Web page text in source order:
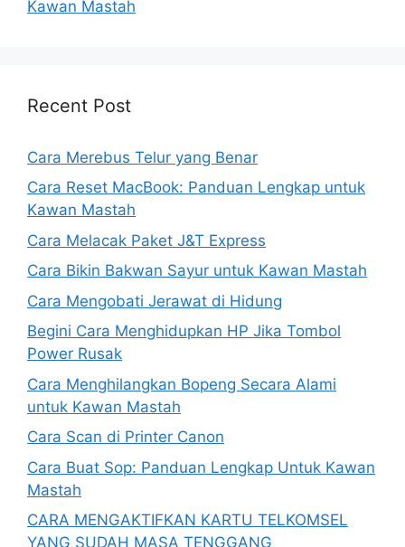
Kawan Mastah
Recent Post
Cara Merebus Telur yang Benar
Cara Reset MacBook: Panduan Lengkap untuk
Kawan Mastah
Cara Melacak Paket J&T Express
Cara Bikin Bakwan Sayur untuk Kawan Mastah
Cara Mengobati Jerawat di Hidung
Begini Cara Menghidupkan HP Jika Tombol
Power Rusak
Cara Menghilangkan Bopeng Secara Alami
untuk Kawan Mastah
Cara Scan di Printer Canon
Cara Buat Sop: Panduan Lengkap Untuk Kawan
Mastah
CARA MENGAKTIFKAN KARTU TELKOMSEL
YANG SUDAH MASA TENGGANG